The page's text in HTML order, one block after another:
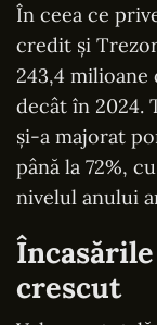
În ceea ce
credit și
243,4 milioane
decât în 2024.
și-a majorat
până la 72%,
nivelul anului
crescut